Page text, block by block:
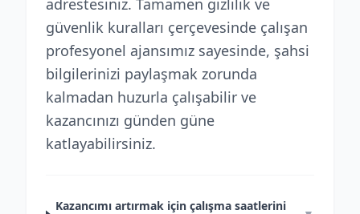
adrestesiniz. Tamamen gizlilik ve
güvenlik kuralları çerçevesinde çalışan
profesyonel ajansımız sayesinde, şahsi
bilgilerinizi paylaşmak zorunda
kalmadan huzurla çalışabilir ve
kazancınızı günden güne
katlayabilirsiniz.
Kazancımı artırmak için çalışma saatlerini